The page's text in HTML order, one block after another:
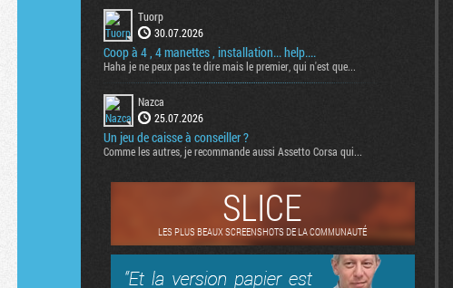
Tuorp
30.07.2026
Coop à 4 , 4 manettes , installation... help....
Haha je ne peux pas te dire mais le premier, qui n'est que...
Nazca
25.07.2026
Un jeu de caisse à conseiller ?
Comme les autres, je recommande aussi Assetto Corsa qui...
SLICE
LES PLUS BEAUX SCREENSHOTS DE LA COMMUNAUTÉ